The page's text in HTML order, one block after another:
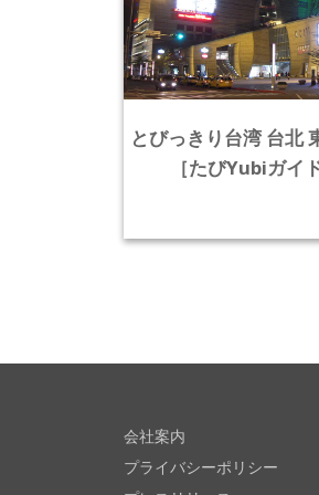
とびっきり台湾 台北
［たびYubiガイド
会社案内
プライバシーポリシー